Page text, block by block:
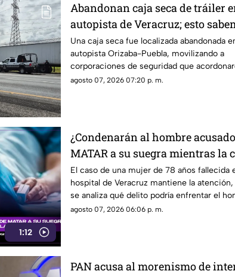
Abandonan caja seca de tráiler
autopista de Veracruz; esto
Una caja seca fue localizada abandonada
autopista Orizaba-Puebla, movilizando a
corporaciones de seguridad que
zona e iniciaron las investigaciones
agosto 07, 2026 07:20 p. m.
1:12
¿Condenarán al hombre
MATAR a su suegra mientras la
en un hospital de Veracruz? Esto
sabe
El caso de una mujer de 78 años fallecida
hospital de Veracruz mantiene la
se analiza qué delito podría enfrentar el
detenido por la presunta agresión.
agosto 07, 2026 06:06 p. m.
PAN acusa al morenismo de